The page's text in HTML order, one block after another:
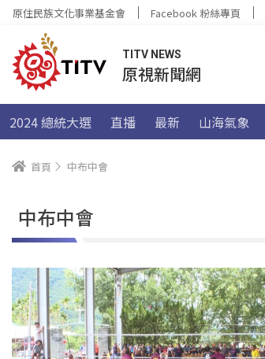
原住民族文化事業基金會 Facebook 粉絲專頁
TITV NEWS
原視新聞網
2024 總統大選 直播 最新 山海氣象
首頁 中布中會
中布中會